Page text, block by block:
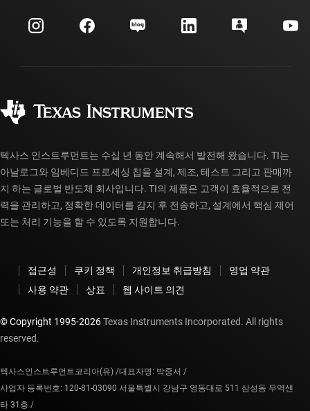
투자 관계
제조
고객 지원 센터
myTI 계정 FAQ
주문 FAQ
텍사스 인스트루먼트는 수십 년 동안 계속해서 발전해 왔습니다. TI는
아날로그와 임베디드 프로세싱 칩을 설계, 제조, 테스트 그리고 판매까
지 하는 글로벌 반도체 회사입니다. TI의 제품은 고객이 효율적으로 전
력을 관리하고, 정확한 데이터를 감지 후 전송하고, 설계에서 핵심 제어
또는 처리 기능을 할 수 있도록 지원합니다.
접근성 쿠키 정책 개인정보 취급방침
영업 약관
사용 약관
상표 웹 사이트 의견
© Copyright 1995-2026Texas Instruments Incorporated. All rights
reserved.
텍사스인스트루먼트코리아(유) /대표자명: 박중서 /
사업자 등록번호: 120-81-03090 서울특별시 강남구 영동대로 511 삼성동 무역센
타 31층 /